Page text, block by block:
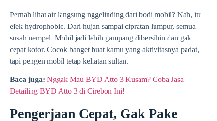
Pernah lihat air langsung nggelinding dari bodi mobil? Nah, itu
efek hydrophobic. Dari hujan sampai cipratan lumpur, semua
susah nempel. Mobil jadi lebih gampang dibersihin dan gak
cepat kotor. Cocok banget buat kamu yang aktivitasnya padat,
tapi pengen mobil tetap keliatan sultan.
Baca juga: Nggak Mau BYD Atto 3 Kusam? Coba Jasa
Detailing BYD Atto 3 di Cirebon Ini!
Pengerjaan Cepat, Gak Pake